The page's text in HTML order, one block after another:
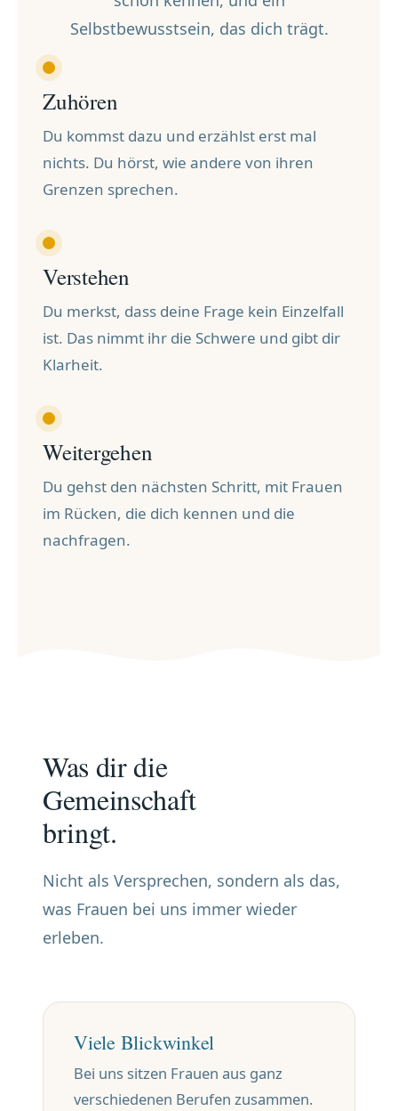
Selbstbewusstsein, das dich trägt.
Zuhören
Du kommst dazu und erzählst erst mal
nichts. Du hörst, wie andere von ihren
Grenzen sprechen.
Verstehen
Du merkst, dass deine Frage kein Einzelfall
ist. Das nimmt ihr die Schwere und gibt dir
Klarheit.
Weitergehen
Du gehst den nächsten Schritt, mit Frauen
im Rücken, die dich kennen und die
nachfragen.
Was dir die
Gemeinschaft
bringt.
Nicht als Versprechen, sondern als das,
was Frauen bei uns immer wieder
erleben.
Viele Blickwinkel
Bei uns sitzen Frauen aus ganz
verschiedenen Berufen zusammen.